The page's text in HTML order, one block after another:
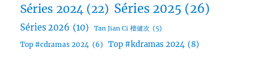
Séries 2024 (22) Séries 2025 (26)
Séries 2026 (10) Tan Jian Ci 檀健次 (5)
Top #cdramas 2024 (6) Top #kdramas 2024 (8)